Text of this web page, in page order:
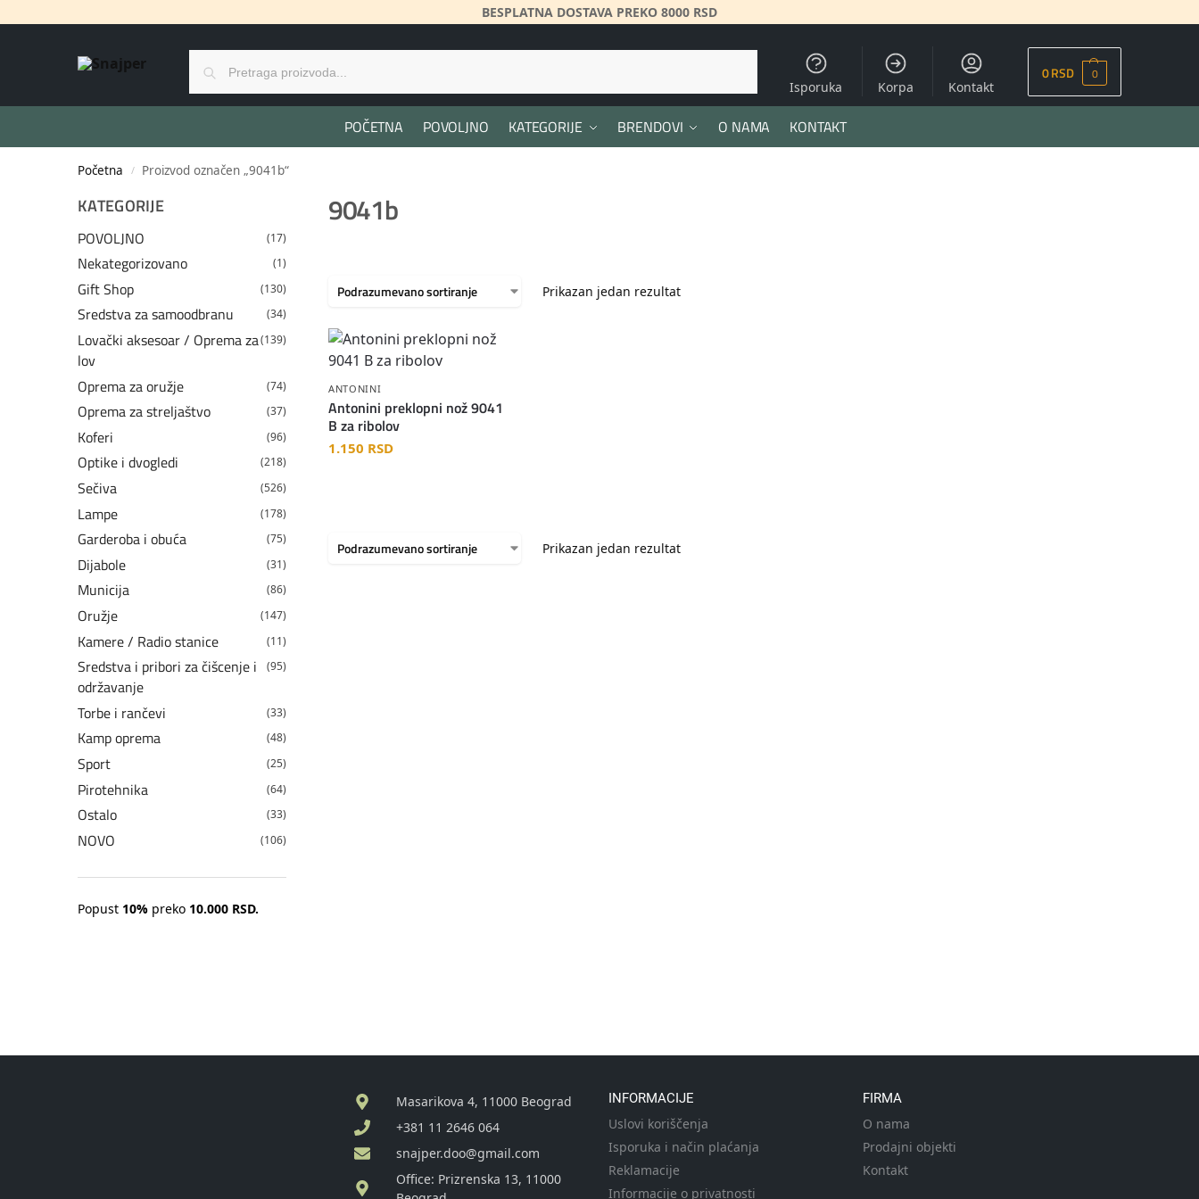
BESPLATNA DOSTAVA PREKO 8000 RSD
Isporuka Korpa Kontakt
0RSD 0
POČETNA POVOLJNO KATEGORIJE BRENDOVI O NAMA KONTAKT
Početna / Proizvod označen „9041b“
9041b
Prikazan jedan rezultat
ANTONINI
Antonini preklopni nož 9041
B za ribolov
1.150 RSD
Prikazan jedan rezultat
KATEGORIJE
POVOLJNO (17)
Nekategorizovano (1)
Gift Shop (130)
Sredstva za samoodbranu (34)
Lovački aksesoar / Oprema za
lov
(139)
Oprema za oružje (74)
Oprema za streljaštvo (37)
Koferi (96)
Optike i dvogledi (218)
Sečiva (526)
Lampe (178)
Garderoba i obuća (75)
Dijabole (31)
Municija (86)
Oružje (147)
Kamere / Radio stanice (11)
Sredstva i pribori za čišcenje i
održavanje
(95)
Torbe i rančevi (33)
Kamp oprema (48)
Sport (25)
Pirotehnika (64)
Ostalo (33)
NOVO (106)
Popust 10% preko 10.000 RSD.
Masarikova 4, 11000 Beograd
+381 11 2646 064
snajper.doo@gmail.com
Office: Prizrenska 13, 11000
INFORMACIJE
Uslovi koriščenja
Isporuka i način plaćanja
Reklamacije
Informacije o privatnosti
FIRMA
O nama
Prodajni objekti
Kontakt